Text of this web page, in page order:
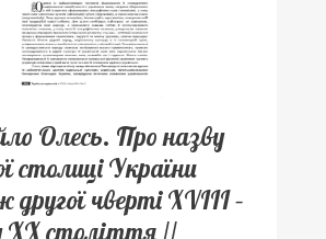
Олесь. Про назву
столиці України
другої чверті XVIII –
ХХ століття //